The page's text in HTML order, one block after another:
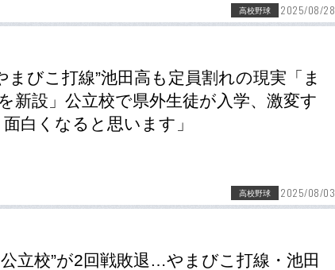
高校野球 2025/08/28
まびこ打線”池田高も定員割れの現実「ま
新設」公立校で県外生徒が入学、激変す
白くなると思います」
高校野球 2025/08/03
立校”が2回戦敗退…やまびこ打線・池田